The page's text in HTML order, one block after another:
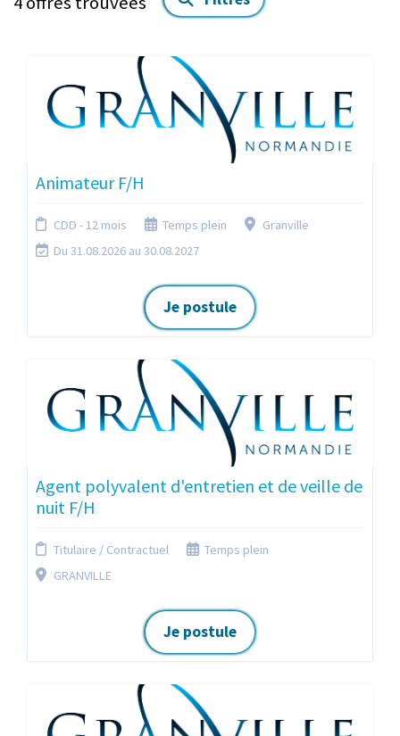
Animateur F/H
CDD - 12 mois Temps plein
Granville
Du 31.08.2026 au 30.08.2027
Je postule
Agent polyvalent d'entretien et de veille de
nuit F/H
Titulaire / Contractuel
Temps plein
GRANVILLE
Je postule